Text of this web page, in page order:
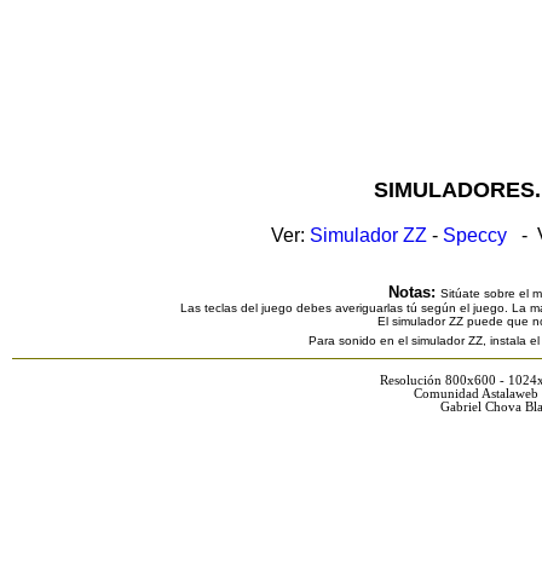
Ver: Simulador ZZ - Speccy -
Notas: Sitúate sobre el
Las teclas del juego debes averiguarlas tú según el juego. La
El simulador ZZ puede que
Para sonido en el simulador ZZ, instala
Resolución 800x600 -
Comunidad
Gabriel Chova